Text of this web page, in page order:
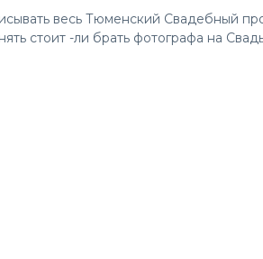
весь Тюменский Свадебный
стоит -ли брать фотографа на